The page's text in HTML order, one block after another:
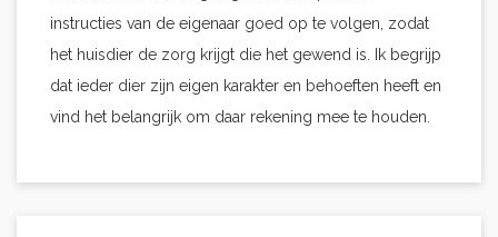
instructies van de eigenaar goed op te volgen, zodat
het huisdier de zorg krijgt die het gewend is. Ik begrijp
dat ieder dier zijn eigen karakter en behoeften heeft en
vind het belangrijk om daar rekening mee te houden.